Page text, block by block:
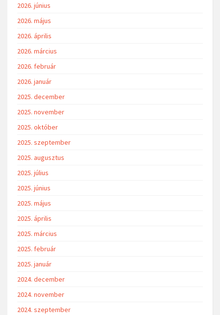
2026. június
2026. május
2026. április
2026. március
2026. február
2026. január
2025. december
2025. november
2025. október
2025. szeptember
2025. augusztus
2025. július
2025. június
2025. május
2025. április
2025. március
2025. február
2025. január
2024. december
2024. november
2024. szeptember